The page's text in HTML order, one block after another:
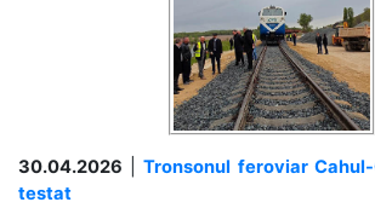
30.04.2026 |Tronsonul feroviar
testat